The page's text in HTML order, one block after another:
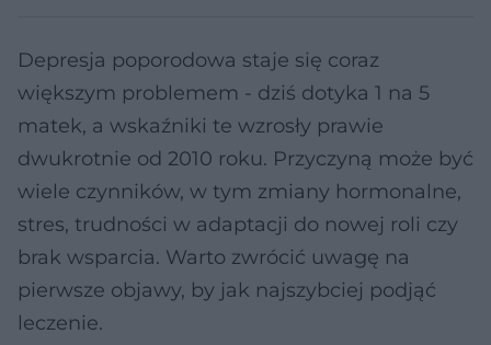
Depresja poporodowa staje się coraz
większym problemem - dziś dotyka 1 na 5
matek, a wskaźniki te wzrosły prawie
dwukrotnie od 2010 roku. Przyczyną może być
wiele czynników, w tym zmiany hormonalne,
stres, trudności w adaptacji do nowej roli czy
brak wsparcia. Warto zwrócić uwagę na
pierwsze objawy, by jak najszybciej podjąć
leczenie.